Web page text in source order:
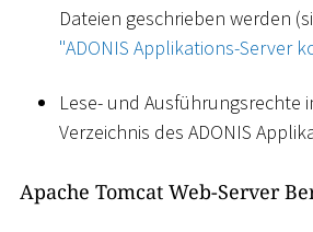
Dateien geschrieben werden
"ADONIS Applikations-Server
Lese- und Ausführungsrechte
Verzeichnis des ADONIS
Apache Tomcat Web-Server